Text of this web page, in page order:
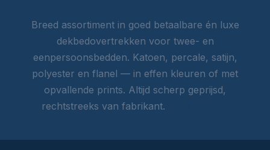
Breed assortiment in goed betaalbare én luxe
dekbedovertrekken voor twee- en
eenpersoonsbedden. Katoen, percale, satijn,
polyester en flanel — in effen kleuren of met
opvallende prints. Altijd scherp geprijsd,
rechtstreeks van fabrikant.